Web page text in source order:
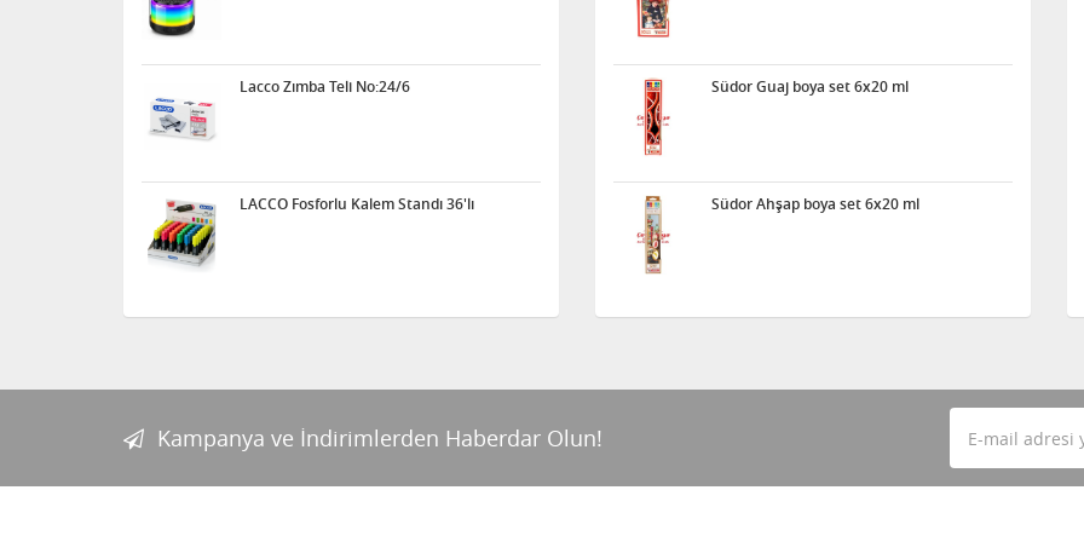
Lacco Zımba Teli No:24/6
LACCO Fosforlu Kalem Standı 36'lı
Südor Guaj boya set 6x20 ml
Südor Ahşap boya set 6x20 ml
Kampanya ve İndirimlerden Haberdar Olun!